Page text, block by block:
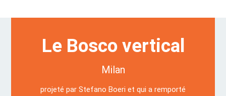
Le Bosco vertical
Milan
projeté par Stefano Boeri et qui a remporté